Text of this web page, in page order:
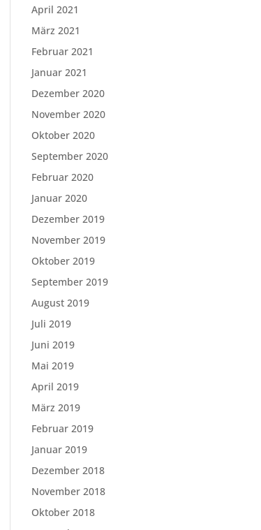
April 2021
März 2021
Februar 2021
Januar 2021
Dezember 2020
November 2020
Oktober 2020
September 2020
Februar 2020
Januar 2020
Dezember 2019
November 2019
Oktober 2019
September 2019
August 2019
Juli 2019
Juni 2019
Mai 2019
April 2019
März 2019
Februar 2019
Januar 2019
Dezember 2018
November 2018
Oktober 2018